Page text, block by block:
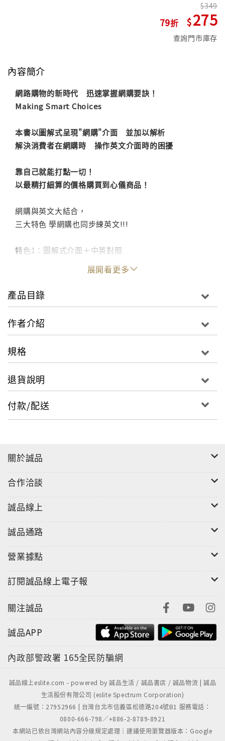
79
349
275
查詢門市庫存
內容簡介
網路購物的新時代 迅速掌握網購要訣！
Making Smart Choices
本書以圖解式呈現"網購"介面 並加以解析
解決消費者在網購時 操作英文介面時的困擾
靠自己就能打點一切！
以最精打細算的價格購買到心儀商品！
網購與英文大結合，
三大特色 學網購也同步練英文!!!
特色1：圖解式介面＋中英對照
3C智慧力猛提升！三大篇章：教學、商品和旅遊篇。從
各情境學網購，解決消費者對在英文網站購物的恐懼，
並提升精打細算的功力！
精心規劃六大類英語情境，邊網購邊跟朋友閒聊英文網
語，英文對話一把罩。
食、衣：成為『食』尚+『時』尚玩家，樣樣美食精品透
過網購唾手可得，成為"尚蓋讚"的網購達人。
育、樂、住、行：獨特的旅遊體驗 規劃旅遊行程、搞
定交通，背包揹著就出發，享受網購便利，選擇不同的
展開看更多
產品目錄
作者介紹
規格
退貨說明
付款/配送
關於誠品
合作洽談
誠品線上
誠品通路
營業據點
訂閱誠品線上電子報
關注誠品
誠品APP
內政部警政署 165全民防騙網
誠品線上eslite.com - powered by 誠品生活 / 誠品書店 / 誠品物流 | 誠品
生活股份有限公司 (eslite Spectrum Corporation)
統一編號：27952966 | 台灣台北市信義區松德路204號B1 服務電話：
0800-666-798／+886-2-8789-8921
本網站已依台灣網站內容分級規定處理｜建議使用瀏覽器版本：Google